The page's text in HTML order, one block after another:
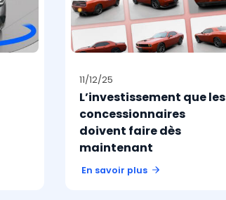
11/12/25
L’investissement que les
concessionnaires
doivent faire dès
maintenant
En savoir plus